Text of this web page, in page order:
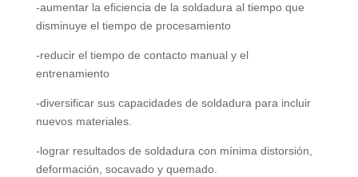
-aumentar la eficiencia de la soldadura al tiempo que
disminuye el tiempo de procesamiento
-reducir el tiempo de contacto manual y el
entrenamiento
-diversificar sus capacidades de soldadura para incluir
nuevos materiales.
-lograr resultados de soldadura con mínima distorsión,
deformación, socavado y quemado.